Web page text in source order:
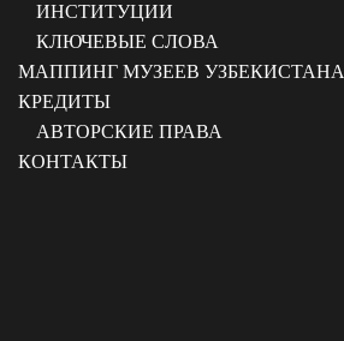
ИНСТИТУЦИИ
КЛЮЧЕВЫЕ СЛОВА
МАППИНГ МУЗЕЕВ УЗБЕКИСТАНА
КРЕДИТЫ
АВТОРСКИЕ ПРАВА
КОНТАКТЫ